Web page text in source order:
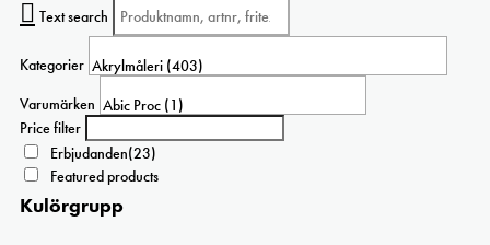
Text search
Kategorier
Varumärken
Price filter
Erbjudanden(23)
Featured products
Kulörgrupp